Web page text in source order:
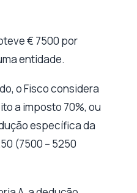
€ 7500 por
entidade.
o Fisco considera
a imposto 70%, ou
específica da
(7500 – 5250